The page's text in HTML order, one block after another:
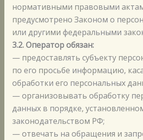
нормативными правовыми
предусмотрено Законом о
или другими федеральными
3.2. Оператор обязан:
— предоставлять субъекту
по его просьбе информацию,
обработки его персональных
— организовывать обработку
данных в порядке,
законодательством РФ;
— отвечать на обращения и